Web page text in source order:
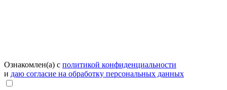
Ознакомлен(а) с политикой конфиденциальности
и даю согласие на обработку персональных данных